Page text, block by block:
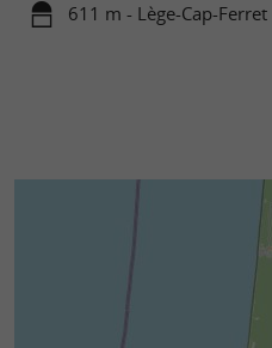
611 m - Lège-Cap-Ferret